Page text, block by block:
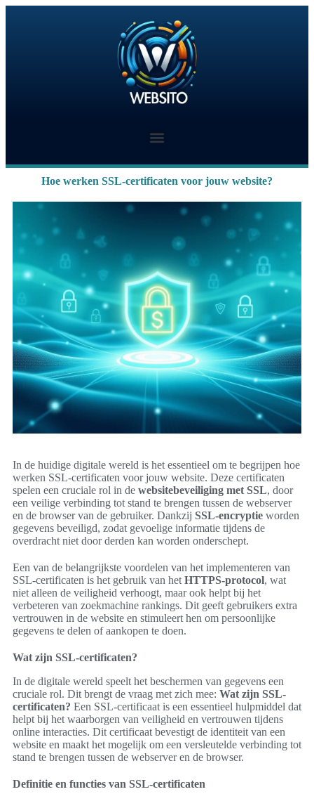
Hoe werken SSL-certificaten voor jouw website?
In de huidige digitale wereld is het essentieel om te begrijpen hoe
werken SSL-certificaten voor jouw website. Deze certificaten
spelen een cruciale rol in de websitebeveiliging met SSL, door
een veilige verbinding tot stand te brengen tussen de webserver
en de browser van de gebruiker. Dankzij SSL-encryptie worden
gegevens beveiligd, zodat gevoelige informatie tijdens de
overdracht niet door derden kan worden onderschept.
Een van de belangrijkste voordelen van het implementeren van
SSL-certificaten is het gebruik van het HTTPS-protocol, wat
niet alleen de veiligheid verhoogt, maar ook helpt bij het
verbeteren van zoekmachine rankings. Dit geeft gebruikers extra
vertrouwen in de website en stimuleert hen om persoonlijke
gegevens te delen of aankopen te doen.
Wat zijn SSL-certificaten?
In de digitale wereld speelt het beschermen van gegevens een
cruciale rol. Dit brengt de vraag met zich mee: Wat zijn SSL-
certificaten? Een SSL-certificaat is een essentieel hulpmiddel dat
helpt bij het waarborgen van veiligheid en vertrouwen tijdens
online interacties. Dit certificaat bevestigt de identiteit van een
website en maakt het mogelijk om een versleutelde verbinding tot
stand te brengen tussen de webserver en de browser.
Definitie en functies van SSL-certificaten